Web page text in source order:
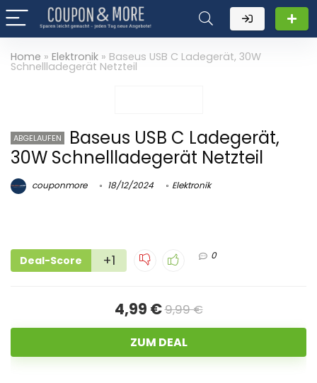
Home » Elektronik » Baseus USB C Ladegerät, 30W
Schnellladegerät Netzteil
ABGELAUFEN
Baseus USB C Ladegerät,
30W Schnellladegerät Netzteil
couponmore 18/12/2024 Elektronik
Deal-Score +1 0
4,99 €9,99 €
ZUM DEAL